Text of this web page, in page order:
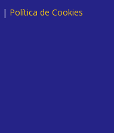
| Política de Cookies